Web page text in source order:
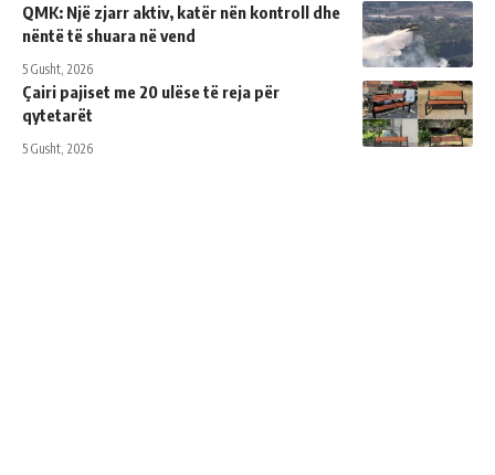
QMK: Një zjarr aktiv, katër nën kontroll dhe
nëntë të shuara në vend
5 Gusht, 2026
Çairi pajiset me 20 ulëse të reja për
qytetarët
5 Gusht, 2026